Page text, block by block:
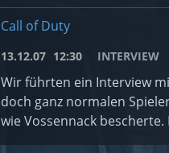
Call of Duty
13.12.07 12:30 INTERVIEW
Wir führten ein Interview
doch ganz normalen
wie Vossennack